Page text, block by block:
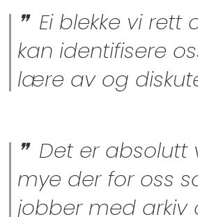
Ei blekke vi rett
kan identifisere
lære av og
Det er absolutt
mye der for oss
jobber med arkiv